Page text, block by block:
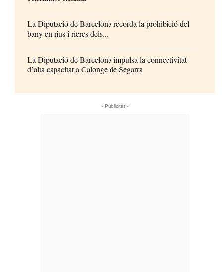
La Diputació de Barcelona recorda la prohibició del
bany en rius i rieres dels...
La Diputació de Barcelona impulsa la connectivitat
d’alta capacitat a Calonge de Segarra
- Publicitat -